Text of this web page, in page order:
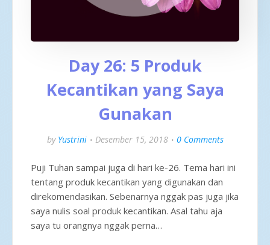
Day 26: 5 Produk
Kecantikan yang Saya
Gunakan
by Yustrini Desember 15, 2018 0 Comments
Puji Tuhan sampai juga di hari ke-26. Tema hari ini
tentang produk kecantikan yang digunakan dan
direkomendasikan. Sebenarnya nggak pas juga jika
saya nulis soal produk kecantikan. Asal tahu aja
saya tu orangnya nggak perna…